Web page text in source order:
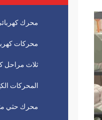
محرك
محركات
ثلاث مراحل
المحركات
محرك حثي